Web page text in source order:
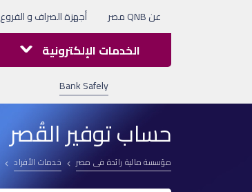
عن QNB مصر أجهزة الصراف و الفروع
الخدمات الإلكترونية
Bank Safely
حساب توفير القُصر
مؤسسة مالية رائدة فى مصر خدمات الأفراد